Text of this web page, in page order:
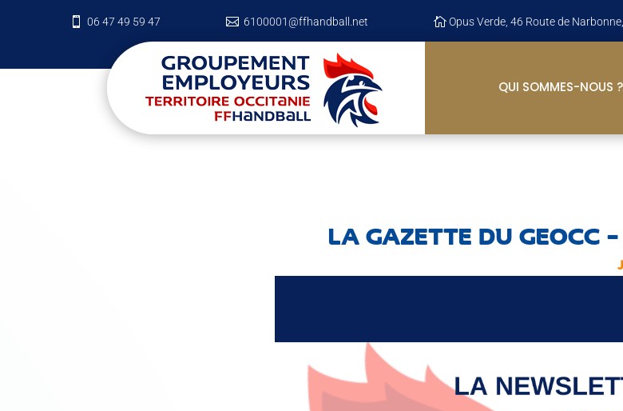
 06 47 49 59 47  6100001@ffhandball.net Opus Verde, 46 Route de
QUI SOMMES-NOUS ?
LA GAZETTE DU GEOCC